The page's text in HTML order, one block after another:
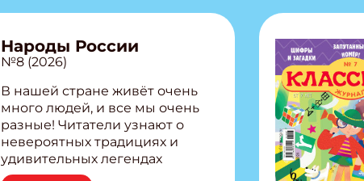
Народы России
№8 (2026)
В нашей стране живёт очень
много людей, и все мы очень
разные! Читатели узнают о
невероятных традициях и
удивительных легендах
народов России! Внутри: